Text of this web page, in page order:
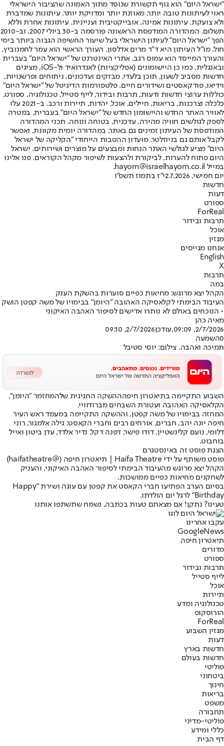
"ישראל היום" הוא גוף תקשורת שנוסד מתוך האמונה שהציבור הישראלי
ראוי לעיתונות טובה יותר, מאוזנת יותר ומדויקת יותר. עיתונות שמדברת
ולא צועקת. עיתונות אמינה, אובייקטיבית ועניינית. עיתונות אחרת וללא
תשלום. המהדורה המודפסת הראשונה פורסמה ב-30 ביולי 2007, וב-2010
הפך "ישראל היום" לעיתון הישראלי בעל שיעור החשיפה הגבוה ביותר בימי
חול. מו"ל העיתון היא ד"ר מרים אדלסון. העורך הראשי הוא עמר לחמנוביץ,
והעורך המייסד הוא עמוס רגב. אתרי האינטרנט של "ישראל היום" בעברית
ובאנגלית, כמו כן היישומונים (אפליקציות) לאנדרואיד ול-iOS, מציגים
חדשות מסביב לשעון, תוכן בלעדי, מבזקים ועדכונים, ניתוחים ופרשנויות,
וידיאו, פודקאסטים ושידורים חיים. פלטפורמות הדיגיטל של "ישראל היום"
כוללות ערוצי חדשות ודעות, תרבות ובידור, לייף סטייל, טכנולוגיה, ספורט,
כלכלה וצרכנות, בריאות, חיילים, אוכל, יהדות, תיירות ורכב. ב-2021 עלו
לאוויר האתר החדש והיישומון החדש של "ישראל היום" בעברית, במטרה
לספק לגולשים חוויה מהירה, עדכנית, בטוחה ונוחה. תכני המהדורה
המודפסת של העיתון זמינים גם באתר, במהדורה יומית מקוונת, ואפשר
לקבל אותם גם בניוזלטר. מועדון ההטבות הייחודי "הקליקה של ישראל
היום" מציע לגולשי האתר הנחות ומבצעים על מוצרים ושירותים. ישראל
היום פתוח להערות, לביקורת ולהצעות לשיפור מקהל הקוראים. פנו אלינו
במייל hayom@israelhayom.co.il.
יום חמישי, 2.7.2026
י"ז בתמוז תשפ"ו
חדשות
דעות
ספורט
ForReal
תרבות ובידור
אוכל
מגזין
אנחנו מגייסים
English
X
תרבות
במה
הקהל יצא מרוגש: מחיאות כפיים סוערות בהשקת הענק
העיבוד הבימתי לקלאסיקה האהובה "היומן" בבימויו של משה קפטן הושק
• הנוכחים באולם לא נותרו אדישים לסיפור האהבה האיקוני
מאיה כהן
2/7/2026, 09:09
,עודכן2/7/2026, 09:10
0השמעה
תמיכה ואהבה. צילום: יוסי סטיבל
השבוע התקיימה בתיאטרון חיפהההשקה החגיגית שלהמחזמר "היומן",
הקלאסיקה האהובה ועטורת השבחים מברודוויי.
המחזה בבימויו של משה קפטן, וההשקה התקיימה במעמד ראש העיר
חיפה יונה יהב, חברים, אורחים רבים וחברי הקאסט: גילה אלמגור, רוני
דלומי, נועם קלינשטיין, דודו פישר, דפנה דקל, נדיר אלדד, עדן ביטון ואייל
בוחבוט.
הצגת פוסט זה באינסטגרם
פוסט משותף על ידי ‏‎Haifa Theatre | תיאטרון חיפה‎‏ (@‏‎haifatheatre‎‏)
הקהל יצא מרוגש מהעיבוד הבימתי לסיפור האהבה האיקוני, והעניק
לשחקנים מחיאות כפיים ממושכות.
בסיום הערב הפתיעו חברי הקאסט את קפטן עם עוגה ושירת "Happy
Birthday" לרגל יום הולדתו.
טעינו? נתקן! אם מצאתם טעות בכתבה, נשמח שתשתפו אותנו
עקבו אחרינו
Googl eNews
תיאטרון חיפה
מדורים
ספורט
תרבות ובידור
לייף סטייל
אוכל
תיירות
טכנולוגיה ומדע
הורוסקופ
ForReal
מגזין השבוע
דעות
חדשות בארץ
חדשות בעולם
פוליטי
ביטחוני
חינוך
בריאות
משפט
תחבורה
פוליטי-מדיני
כללי ומידע
דף הבית